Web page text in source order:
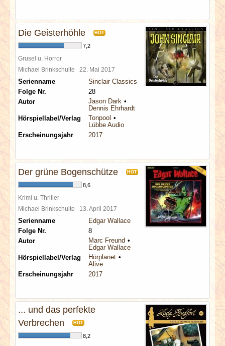
Die Geisterhöhle HOT
7,2
Grusel u. Horror
Michael Brinkschulte 22. Mai 2017
Serienname
Sinclair Classics
Folge Nr.
28
Autor
Jason Dark
Dennis Ehrhardt
Hörspiellabel/Verlag
Tonpool
Lübbe Audio
Erscheinungsjahr
2017
Der grüne Bogenschütze HOT
8,6
Krimi u. Thriller
Michael Brinkschulte 13. April 2017
Serienname
Edgar Wallace
Folge Nr.
8
Autor
Marc Freund
Edgar Wallace
Hörspiellabel/Verlag
Hörplanet
Alive
Erscheinungsjahr
2017
... und das perfekte
Verbrechen
HOT
8,2